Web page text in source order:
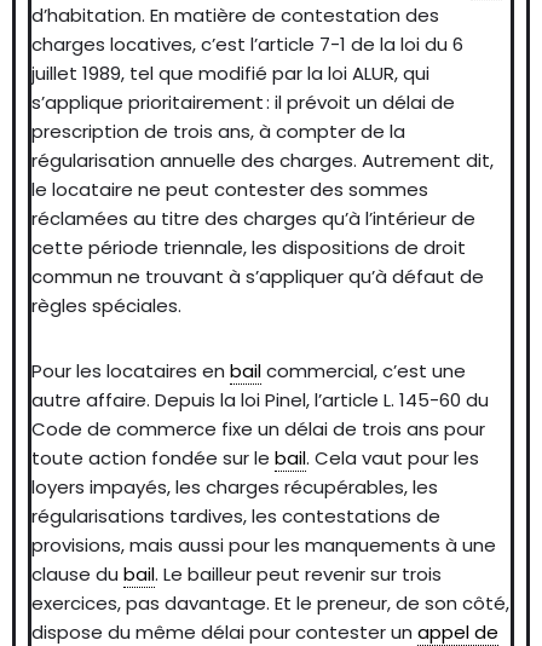
d’habitation. En matière de contestation des
charges locatives, c’est l’article 7-1 de la loi du 6
juillet 1989, tel que modifié par la loi ALUR, qui
s’applique prioritairement : il prévoit un délai de
prescription de trois ans, à compter de la
régularisation annuelle des charges. Autrement dit,
le locataire ne peut contester des sommes
réclamées au titre des charges qu’à l’intérieur de
cette période triennale, les dispositions de droit
commun ne trouvant à s’appliquer qu’à défaut de
règles spéciales.
Pour les locataires en bailcommercial, c’est une
autre affaire. Depuis la loi Pinel, l’article L. 145-60 du
Code de commerce fixe un délai de trois ans pour
toute action fondée sur le bail. Cela vaut pour les
loyers impayés, les charges récupérables, les
régularisations tardives, les contestations de
provisions, mais aussi pour les manquements à une
clause du bail. Le bailleur peut revenir sur trois
exercices, pas davantage. Et le preneur, de son côté,
dispose du même délai pour contester un appel de